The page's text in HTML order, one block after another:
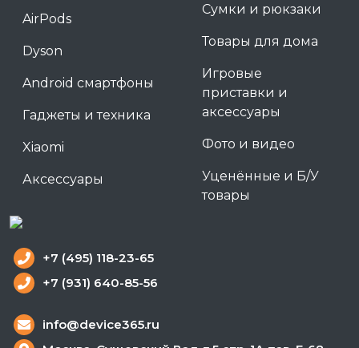
AirPods
Dyson
Android смартфоны
Гаджеты и техника
Xiaomi
Аксессуары
Сумки и рюкзаки
Товары для дома
Игровые
приставки и
аксессуары
Фото и видео
Уценённые и Б/У
товары
+7 (495) 118-23-65
+7 (931) 640-85-56
info@device365.ru